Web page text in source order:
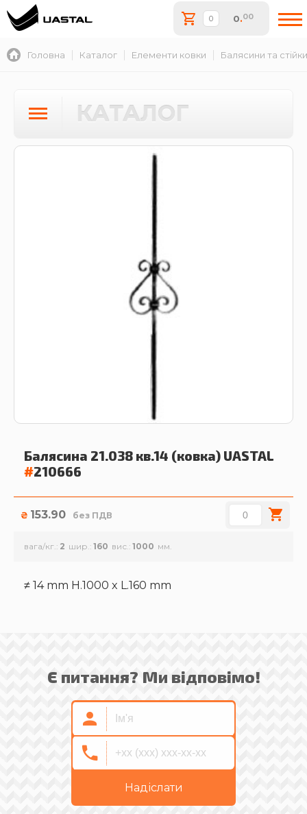
0.00
Головна Каталог Елементи ковки Балясини та стійки
КАТАЛОГ
Балясина 21.038 кв.14 (ковка) UASTAL
#210666
₴ 153.90 без ПДВ
вага/кг. 2 шир. 160 вис. 1000
≠ 14 mm H.1000 x L.160 mm
Є питання? Ми відповімо!
Надіслати